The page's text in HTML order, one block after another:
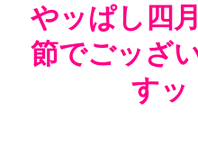
やッぱし四
節でごッざ
すッ